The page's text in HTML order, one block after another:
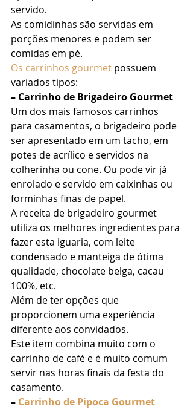
servido.
As comidinhas são servidas em
porções menores e podem ser
comidas em pé.
Os carrinhos gourmet possuem
variados tipos:
– Carrinho de Brigadeiro Gourmet
Um dos mais famosos carrinhos
para casamentos, o brigadeiro pode
ser apresentado em um tacho, em
potes de acrílico e servidos na
colherinha ou cone. Ou pode vir já
enrolado e servido em caixinhas ou
forminhas finas de papel.
A receita de brigadeiro gourmet
utiliza os melhores ingredientes para
fazer esta iguaria, com leite
condensado e manteiga de ótima
qualidade, chocolate belga, cacau
100%, etc.
Além de ter opções que
proporcionem uma experiência
diferente aos convidados.
Este item combina muito com o
carrinho de café e é muito comum
servir nas horas finais da festa do
casamento.
– Carrinho de Pipoca Gourmet